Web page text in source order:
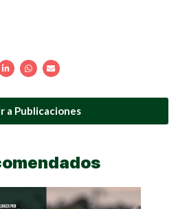
a Publicaciones